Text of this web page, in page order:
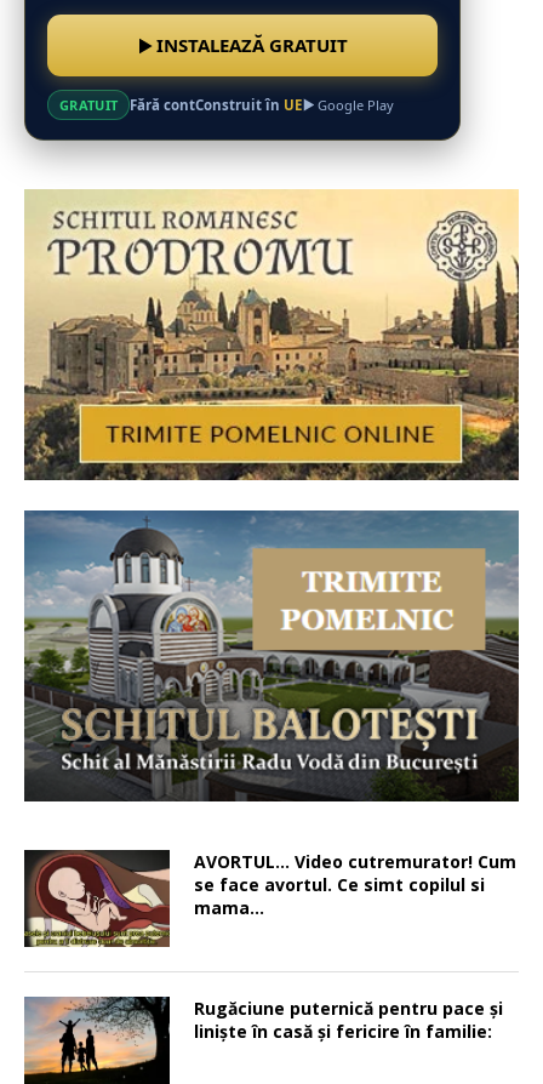
INSTALEAZĂ GRATUIT
GRATUIT Fără contConstruit în UE Google Play
AVORTUL… Video cutremurator! Cum
se face avortul. Ce simt copilul si
mama…
Rugăciune puternică pentru pace şi
linişte în casă şi fericire în familie: